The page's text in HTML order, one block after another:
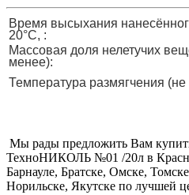
Время высыхания
20°C, :
Массовая доля нелетучих
менее):
Температура размягчения
Мы рады предложить Вам
ТехноНИКОЛЬ №01 /20л в
Барнауле, Братске, Омске,
Норильске, Якутске по лучшей